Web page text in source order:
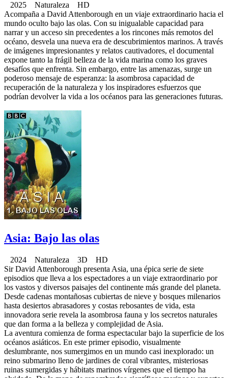
2025 Naturaleza HD
Acompaña a David Attenborough en un viaje extraordinario hacia el
mundo oculto bajo las olas. Con su inigualable capacidad para
narrar y un acceso sin precedentes a los rincones más remotos del
océano, desvela una nueva era de descubrimientos marinos. A través
de imágenes impresionantes y relatos cautivadores, el documental
expone tanto la frágil belleza de la vida marina como los graves
desafíos que enfrenta. Sin embargo, entre las amenazas, surge un
poderoso mensaje de esperanza: la asombrosa capacidad de
recuperación de la naturaleza y los inspiradores esfuerzos que
podrían devolver la vida a los océanos para las generaciones futuras.
Asia: Bajo las olas
2024 Naturaleza 3D HD
Sir David Attenborough presenta Asia, una épica serie de siete
episodios que lleva a los espectadores a un viaje extraordinario por
los vastos y diversos paisajes del continente más grande del planeta.
Desde cadenas montañosas cubiertas de nieve y bosques milenarios
hasta desiertos abrasadores y costas rebosantes de vida, esta
innovadora serie revela la asombrosa fauna y los secretos naturales
que dan forma a la belleza y complejidad de Asia.
La aventura comienza de forma espectacular bajo la superficie de los
océanos asiáticos. En este primer episodio, visualmente
deslumbrante, nos sumergimos en un mundo casi inexplorado: un
reino submarino lleno de jardines de coral vibrantes, misteriosas
ruinas sumergidas y hábitats marinos vírgenes que el tiempo ha